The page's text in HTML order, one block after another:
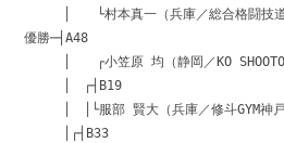
│ └村本真一（兵庫／総合格闘技道
優勝─┤A48
│ ┌小笠原 均（静岡／KO SHOOTO
│ ┌┤B19
│ │└服部 賢大（兵庫／修斗GYM神戸
│┌┤B33